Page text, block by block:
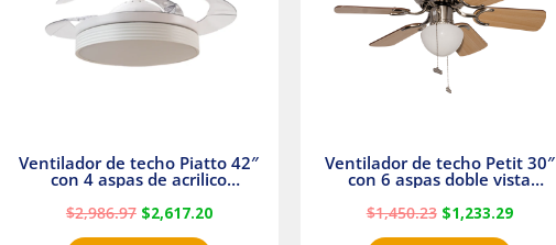
Ventilador de techo Piatto 42″
con 4 aspas de acrilico
$2,986.97 $2,617.20
Ventilador de techo Petit 30″
con 6 aspas doble vista
$1,450.23 $1,233.29